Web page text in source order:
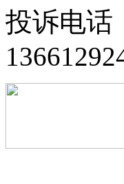
投诉电话